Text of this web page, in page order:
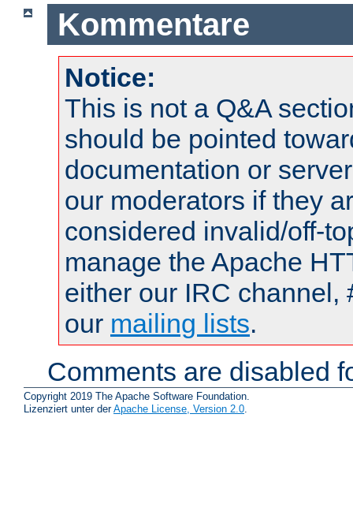
Kommentare
Notice:
This is not a Q&A
should be pointed
documentation or
our moderators if they
considered invalid/off-
manage the Apache
either our IRC channel,
our mailing lists.
Comments are disabled
Copyright 2019 The Apache Software Foundation.
Lizenziert unter derApache License, Version 2.0.